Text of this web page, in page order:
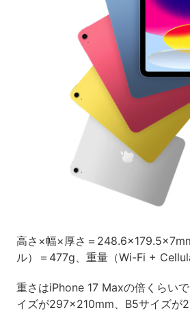
高さ×幅×厚さ＝
ル）＝477g、重量（Wi-Fi +
重さはiPhone 17 Maxの倍くらい
イズが297×210mm、B5サイズが